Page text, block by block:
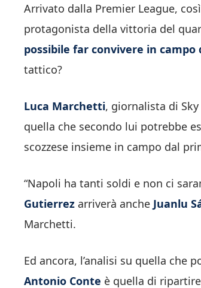
Arrivato dalla Premier League,
protagonista della vittoria del
possibile far convivere in
tattico?
Luca Marchetti, giornalista di
quella che secondo lui potrebbe
scozzese insieme in campo dal
“Napoli ha tanti soldi e non ci
Gutierrez arriverà anche Juanlu
Marchetti.
Ed ancora, l’analisi su quella che
Antonio Conte è quella di